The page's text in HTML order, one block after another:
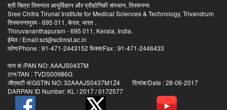
श्री चित्रा तिरुनाल आयुर्विज्ञान और प्रौद्योगिकी संस्थान, तिरुवनन्त
Sree Chitra Tirunal Institute for Medical Sciences & Technology, Trivandrum
तिरुवनन्तपुरम - 695 011, केरल, भारत .
Thiruvananthapuram - 695 011, Kerala, India.
ईमेल / Email:sct@sctimst.ac.in
फोण/Phone : 91-471-2443152 फैक्स/Fax : 91-471-2446433
पान सं /PAN NO: AAAJS0437M
टान/TAN : TVDS00986G
जीएसटी सं/GSTIN NO: 32AAAJS0437M1Z4 दिनांक/Date : 28-06-2017
DARPAN ID Number: KL / 2017 / 0172577